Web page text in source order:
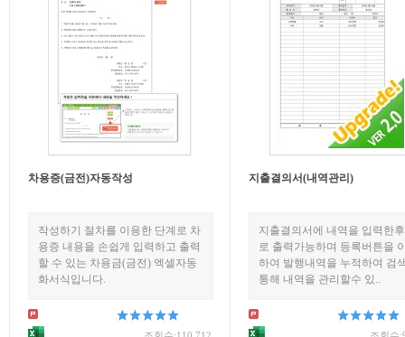
차용증(금전)자동작성
작성하기 절차를 이용한 단계로 차
용증 내용을 손쉽게 입력하고 출력
할 수 있는 차용금(금전) 엑셀자동
화서식입니다.
지출결의서(내역관리)
지출결의서에 내역을 입력한
로 출력가능하며 등록버튼을
하여 발행내역을 누적하여 검
통해 내역을 관리할수 있..